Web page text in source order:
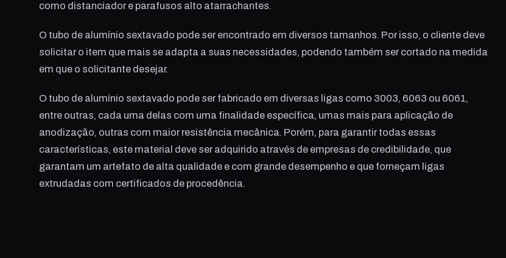
como distanciador e parafusos alto atarrachantes.
O tubo de alumínio sextavado pode ser encontrado em diversos tamanhos. Por isso, o cliente deve
solicitar o item que mais se adapta a suas necessidades, podendo também ser cortado na medida
em que o solicitante desejar.
O tubo de alumínio sextavado pode ser fabricado em diversas ligas como 3003, 6063 ou 6061,
entre outras, cada uma delas com uma finalidade específica, umas mais para aplicação de
anodização, outras com maior resistência mecânica. Porém, para garantir todas essas
características, este material deve ser adquirido através de empresas de credibilidade, que
garantam um artefato de alta qualidade e com grande desempenho e que forneçam ligas
extrudadas com certificados de procedência.